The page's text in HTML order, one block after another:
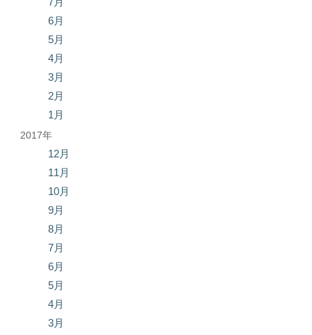
6月
5月
4月
3月
2月
1月
2017年
12月
11月
10月
9月
8月
7月
6月
5月
4月
3月